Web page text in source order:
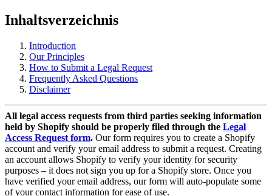
Inhaltsverzeichnis
Introduction
Our Principles
How to Submit a Legal Request
Frequently Asked Questions
Disclaimer
All legal access requests from third parties seeking information
held by Shopify should be properly filed through the Legal
Access Request form. Our form requires you to create a Shopify
account and verify your email address to submit a request. Creating
an account allows Shopify to verify your identity for security
purposes – it does not sign you up for a Shopify store. Once you
have verified your email address, our form will auto-populate some
of your contact information for ease of use.